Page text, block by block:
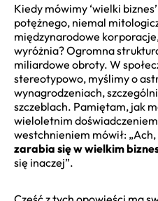
Kiedy mówimy ‘wielki
potężnego, niemal
międzynarodowe
wyróżnia? Ogromna
miliardowe obroty. W
stereotypowo, myślimy o
wynagrodzeniach,
szczeblach. Pamiętam, jak
wieloletnim
westchnieniem mówił:
zarabia się w wielkim
się inaczej”.